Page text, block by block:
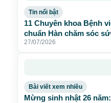
Tin nổi bật
11 Chuyên khoa Bệnh
chuẩn Hàn chăm sóc
27/07/2026
Bài viết xem nhiều
Mừng sinh nhật 26